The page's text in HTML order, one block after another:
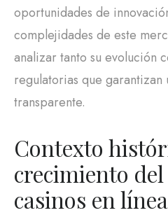
oportunidades de
complejidades de este
analizar tanto su evolución
regulatorias que garantizan
transparente.
Contexto
crecimiento
casinos en